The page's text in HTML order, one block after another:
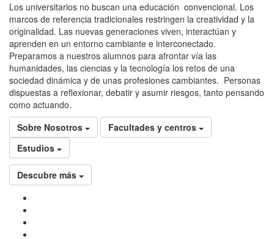
Los universitarios no buscan una educación convencional. Los
marcos de referencia tradicionales restringen la creatividad y la
originalidad. Las nuevas generaciones viven, interactúan y
aprenden en un entorno cambiante e interconectado.
Preparamos a nuestros alumnos para afrontar vía las
humanidades, las ciencias y la tecnología los retos de una
sociedad dinámica y de unas profesiones cambiantes. Personas
dispuestas a reflexionar, debatir y asumir riesgos, tanto pensando
como actuando.
Sobre Nosotros
Facultades y centros
Estudios
Descubre más